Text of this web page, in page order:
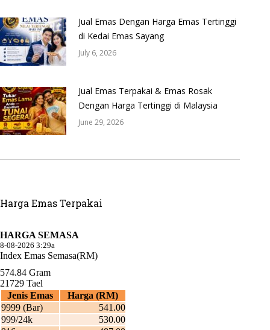
Jual Emas Dengan Harga Emas Tertinggi
di Kedai Emas Sayang
July 6, 2026
Jual Emas Terpakai & Emas Rosak
Dengan Harga Tertinggi di Malaysia
June 29, 2026
Harga Emas Terpakai